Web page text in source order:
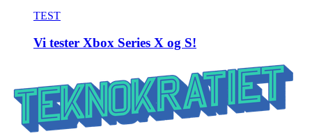
TEST
Vi tester Xbox Series X og S!